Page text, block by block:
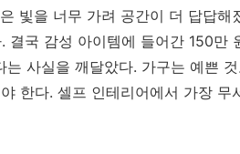
빛을 너무 가려 공간이 더 답답해
결국 감성 아이템에 들어간 150만
는 사실을 깨달았다. 가구는 예쁜 것
한다. 셀프 인테리어에서 가장 무